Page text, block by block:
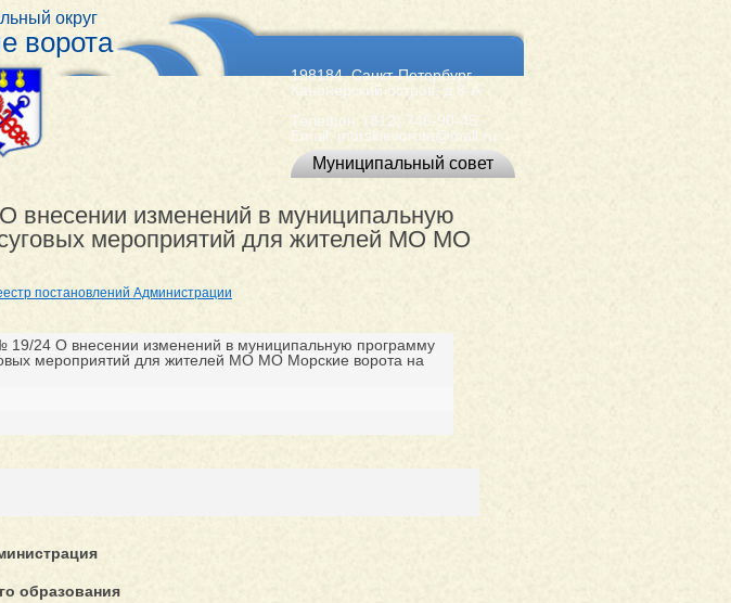
округ
ворота
198184, Санкт-Петербург,
Канонерский остров, д.8-А
Телефон: (812) 746-90-45
Email: morskievorota@mail.ru
Муниципальный совет
изменений в муниципальную
мероприятий для жителей МО МО
постановлений Администрации
24 О внесении изменений в муниципальную программу
мероприятий для жителей МО МО Морские ворота на
образования